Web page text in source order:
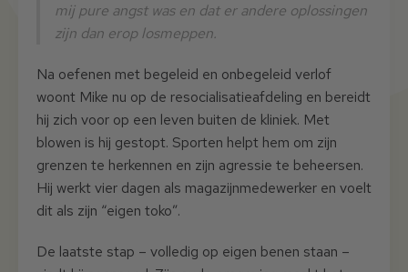
mij pure angst was en dat er andere oplossingen
zijn dan erop losmeppen.
Na oefenen met begeleid en onbegeleid verlof
woont Mike nu op de resocialisatieafdeling en bereidt
hij zich voor op een leven buiten de kliniek. Met
blowen is hij gestopt. Sporten helpt hem om zijn
grenzen te herkennen en zijn agressie te beheersen.
Hij werkt vier dagen als magazijnmedewerker en voelt
dit als zijn “eigen toko”.
De laatste stap – volledig op eigen benen staan –